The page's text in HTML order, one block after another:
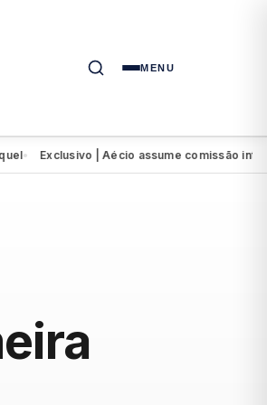
MENU
Exclusivo | Aécio assume comissão